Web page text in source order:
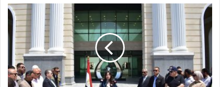
وطلبات
المواطنين
قام
بيان
صادر
عن
وزارة
الإسكان
والمرافق
والمجتمعات
العمرانية